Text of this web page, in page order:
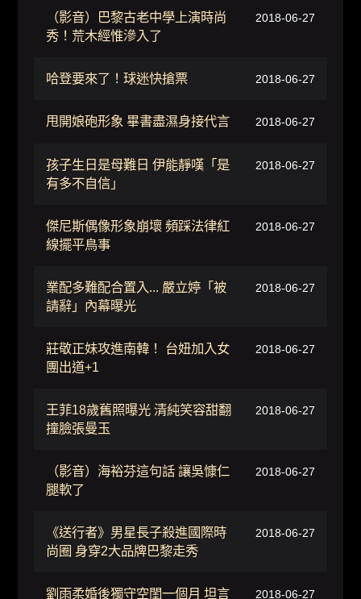
2018-06-27
（影音）巴黎古老中學上演時尚
秀！荒木經惟滲入了
2018-06-27
哈登要來了！球迷快搶票
2018-06-27
甩開娘砲形象 畢書盡濕身接代言
2018-06-27
孩子生日是母難日 伊能靜嘆「是
有多不自信」
2018-06-27
傑尼斯偶像形象崩壞 頻踩法律紅
線擺平鳥事
2018-06-27
業配多難配合置入... 嚴立婷「被
請辭」內幕曝光
2018-06-27
莊敬正妹攻進南韓！ 台妞加入女
團出道+1
2018-06-27
王菲18歲舊照曝光 清純笑容甜翻
撞臉張曼玉
2018-06-27
（影音）海裕芬這句話 讓吳慷仁
腿軟了
2018-06-27
《送行者》男星長子殺進國際時
尚圈 身穿2大品牌巴黎走秀
2018-06-27
劉雨柔婚後獨守空閨一個月 坦言